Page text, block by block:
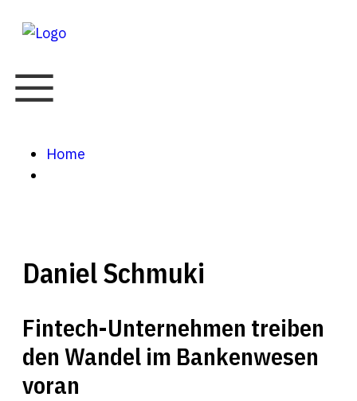
Home
Daniel Schmuki
Fintech-Unternehmen treiben
den Wandel im Bankenwesen
voran